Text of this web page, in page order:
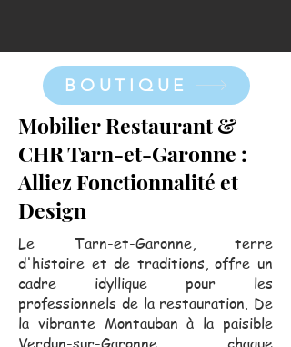
BOUTIQUE
Mobilier Restaurant &
CHR Tarn-et-Garonne :
Alliez Fonctionnalité et
Design
Le Tarn-et-Garonne, terre
d'histoire et de traditions, offre un
cadre idyllique pour les
professionnels de la restauration. De
la vibrante Montauban à la paisible